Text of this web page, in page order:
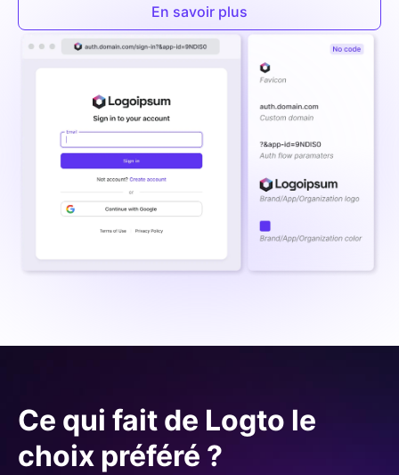
En savoir plus
Ce qui fait de Logto le
choix préféré ?